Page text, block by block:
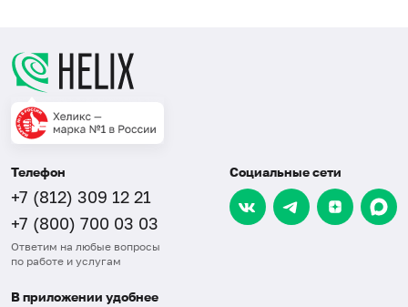
Телефон
+7 (812) 309 12 21
+7 (800) 700 03 03
Ответим на любые вопросы
по работе и услугам
Социальные сети
В приложении удобнее